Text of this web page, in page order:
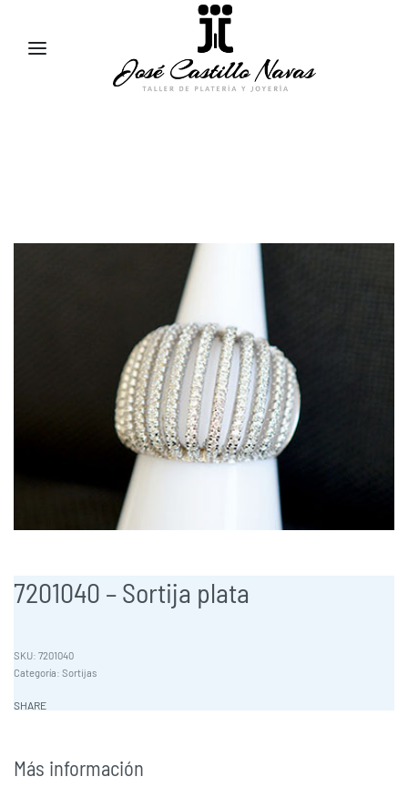
7201040 – Sortija plata
7201040
Categoría: Sortijas
SHARE
Más información